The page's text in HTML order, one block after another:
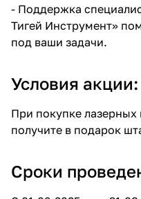
- Поддержка
Тигей Инструмент»
под ваши задачи.
Условия акции:
При покупке лазерных
получите в подарок
Сроки